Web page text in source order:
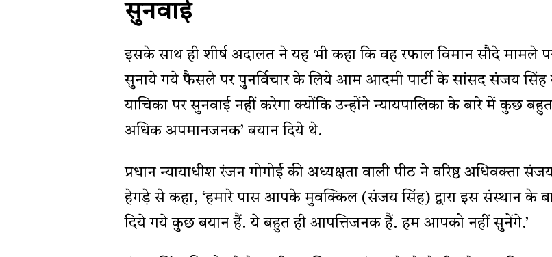
सुनवाई
इसके साथ ही शीर्ष अदालत ने यह भी कहा कि वह रफाल विमान सौदे मामले
सुनाये गये फैसले पर पुनर्विचार के लिये आम आदमी पार्टी के सांसद संजय सिंह
याचिका पर सुनवाई नहीं करेगा क्योंकि उन्होंने न्यायपालिका के बारे में कुछ
अधिक अपमानजनक’ बयान दिये थे.
प्रधान न्यायाधीश रंजन गोगोई की अध्यक्षता वाली पीठ ने वरिष्ठ अधिवक्ता
हेगड़े से कहा, ‘हमारे पास आपके मुवक्किल (संजय सिंह) द्वारा इस संस्थान के
दिये गये कुछ बयान हैं. ये बहुत ही आपत्तिजनक हैं. हम आपको नहीं सुनेंगे.’